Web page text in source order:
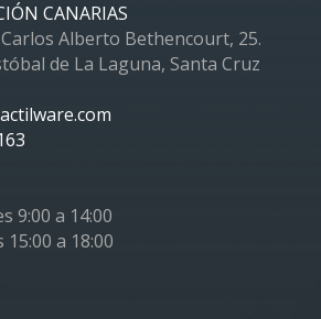
CANARIAS
Alberto Bethencourt, 25.
de La Laguna, Santa Cruz
9:00 a 14:00
15:00 a 18:00